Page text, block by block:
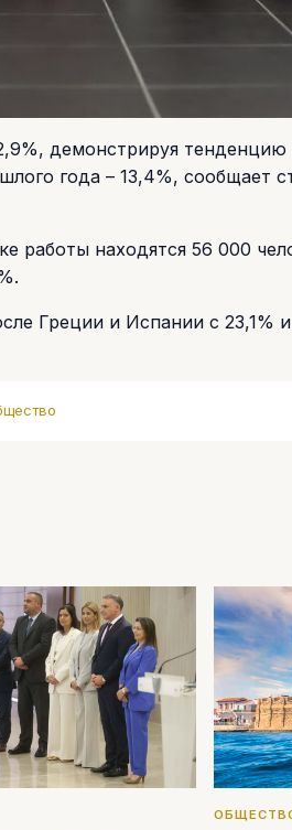
демонстрируя
года – 13,4%, сообщает
работы находятся 56 000
Греции и Испании с 23,1%